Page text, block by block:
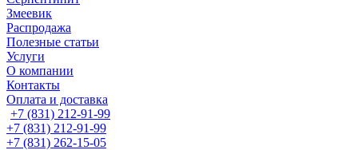
Змеевик
Распродажа
Полезные статьи
Услуги
О компании
Контакты
Оплата и доставка
+7 (831) 212-91-99
+7 (831) 212-91-99
+7 (831) 262-15-05